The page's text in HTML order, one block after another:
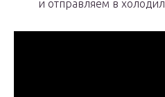
и отправляем в